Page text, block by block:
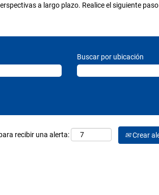
a largo plazo. Realice el siguiente
Buscar por ubicación
recibir una alerta: Crear